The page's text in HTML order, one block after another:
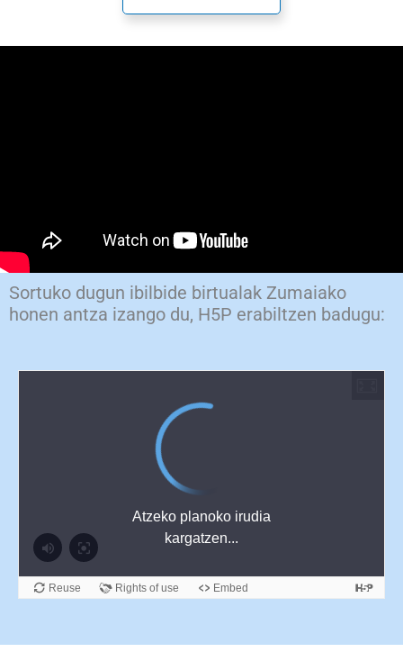
Sortuko dugun ibilbide birtualak Zumaiako
honen antza izango du, H5P erabiltzen badugu: